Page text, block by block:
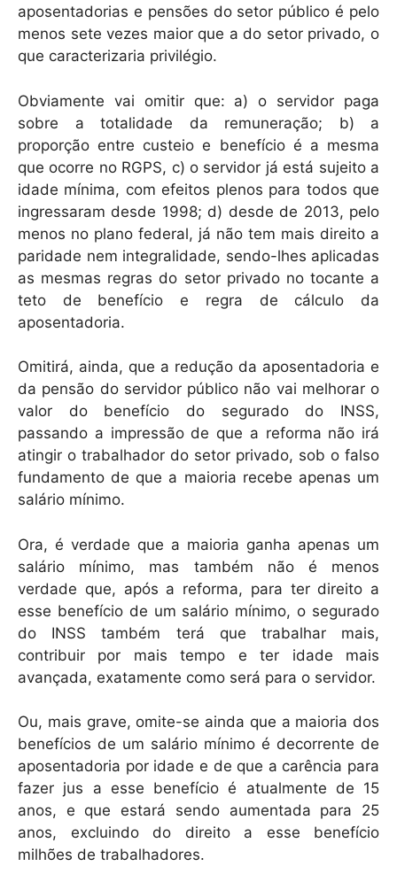
aposentadorias e pensões do setor público é pelo
menos sete vezes maior que a do setor privado, o
que caracterizaria privilégio.
Obviamente vai omitir que: a) o servidor paga
sobre a totalidade da remuneração; b) a
proporção entre custeio e benefício é a mesma
que ocorre no RGPS, c) o servidor já está sujeito a
idade mínima, com efeitos plenos para todos que
ingressaram desde 1998; d) desde de 2013, pelo
menos no plano federal, já não tem mais direito a
paridade nem integralidade, sendo-lhes aplicadas
as mesmas regras do setor privado no tocante a
teto de benefício e regra de cálculo da
aposentadoria.
Omitirá, ainda, que a redução da aposentadoria e
da pensão do servidor público não vai melhorar o
valor do benefício do segurado do INSS,
passando a impressão de que a reforma não irá
atingir o trabalhador do setor privado, sob o falso
fundamento de que a maioria recebe apenas um
salário mínimo.
Ora, é verdade que a maioria ganha apenas um
salário mínimo, mas também não é menos
verdade que, após a reforma, para ter direito a
esse benefício de um salário mínimo, o segurado
do INSS também terá que trabalhar mais,
contribuir por mais tempo e ter idade mais
avançada, exatamente como será para o servidor.
Ou, mais grave, omite-se ainda que a maioria dos
benefícios de um salário mínimo é decorrente de
aposentadoria por idade e de que a carência para
fazer jus a esse benefício é atualmente de 15
anos, e que estará sendo aumentada para 25
anos, excluindo do direito a esse benefício
milhões de trabalhadores.